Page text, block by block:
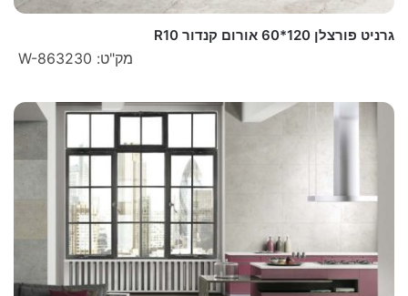
גרניט פורצלן 120*60 אורום קנדור R10
מק"ט: W-863230